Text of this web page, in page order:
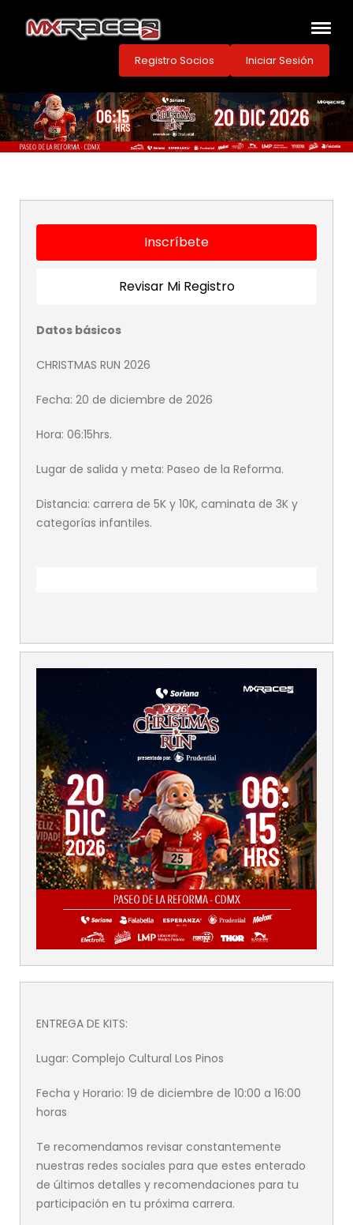
Registro Socios Iniciar Sesión
Inscríbete
Revisar Mi Registro
Datos básicos
CHRISTMAS RUN 2026
Fecha: 20 de diciembre de 2026
Hora: 06:15hrs.
Lugar de salida y meta: Paseo de la Reforma.
Distancia: carrera de 5K y 10K, caminata de 3K y
categorías infantiles.
ENTREGA DE KITS:
Lugar: Complejo Cultural Los Pinos
Fecha y Horario: 19 de diciembre de 10:00 a 16:00
horas
Te recomendamos revisar constantemente
nuestras redes sociales para que estes enterado
de últimos detalles y recomendaciones para tu
participación en tu próxima carrera.